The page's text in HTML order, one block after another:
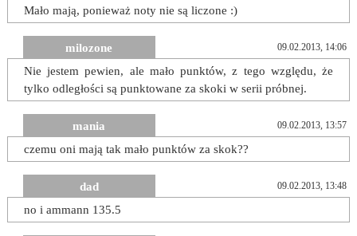
Mało mają, ponieważ noty nie są liczone :)
milozone 09.02.2013, 14:06
Nie jestem pewien, ale mało punktów, z tego względu, że
tylko odległości są punktowane za skoki w serii próbnej.
mania 09.02.2013, 13:57
czemu oni mają tak mało punktów za skok??
dad 09.02.2013, 13:48
no i ammann 135.5